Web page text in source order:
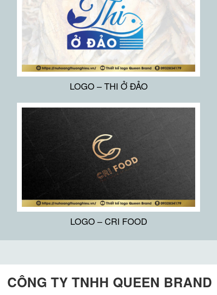
LOGO – THI Ở ĐẢO
LOGO – CRI FOOD
CÔNG TY TNHH QUEEN BRAND